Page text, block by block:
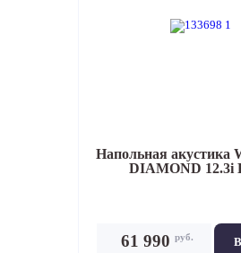
Напольная акустика
DIAMOND 12.3i
61 990 руб.